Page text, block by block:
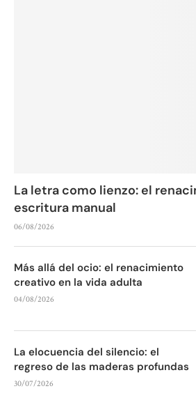
La letra como lienzo: el
escritura manual
06/08/2026
Más allá del ocio: el renacimiento
creativo en la vida adulta
04/08/2026
La elocuencia del silencio: el
regreso de las maderas profundas
30/07/2026